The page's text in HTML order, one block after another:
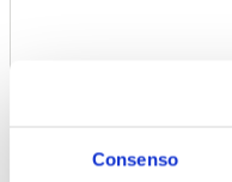
Consenso